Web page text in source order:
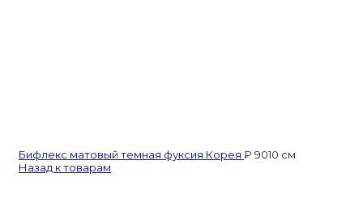
Бифлекс матовый темная фуксия Корея ₽ 9010 см
Назад к товарам